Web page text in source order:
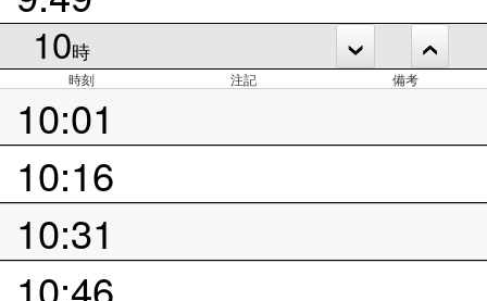
10時
時刻 注記 備考
10:01
10:16
10:31
10:46